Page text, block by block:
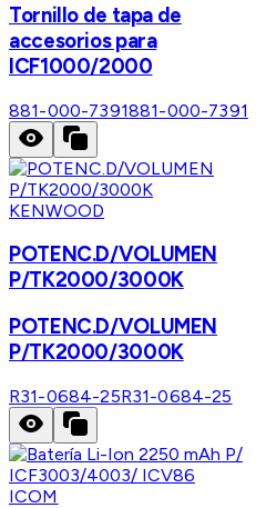
Tornillo de tapa de
accesorios para
ICF1000/2000
881-000-7391881-000-7391
KENWOOD
POTENC.D/VOLUMEN
P/TK2000/3000K
POTENC.D/VOLUMEN
P/TK2000/3000K
R31-0684-25R31-0684-25
ICOM